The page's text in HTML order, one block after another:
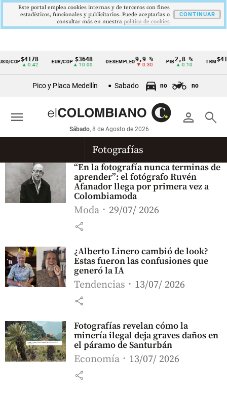
Cintillo
económicos
Colombia
COP$4178
▲ 0.42
EUR/COP $3648
▲ 10.00
DESEMPLEO9,9 %
▼ 0.30
PIB 2,8 %
▲ 0.10
TRM
Pico y Placa Medellín Sabado no no
person search
Sábado, 8 de Agosto de 2026
menu
Fotografías
“En la fotografía nunca terminas de
aprender”: el fotógrafo Ruvén
Afanador llega por primera vez a
Colombiamoda
Moda 29/07/ 2026
share
¿Alberto Linero cambió de look?
Estas fueron las confusiones que
generó la IA
Tendencias 13/07/ 2026
share
Fotografías revelan cómo la
minería ilegal deja graves daños en
el páramo de Santurbán
Economía 13/07/ 2026
share
Este portal emplea cookies internas y de terceros con fines
estadísticos, funcionales y publicitarios. Puede aceptarlas o
consultar más en nuestra politica de cookies
CONTINUAR